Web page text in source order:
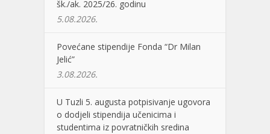
šk./ak. 2025/26. godinu
5.08.2026.
Povećane stipendije Fonda “Dr Milan
Jelić”
3.08.2026.
U Tuzli 5. augusta potpisivanje ugovora
o dodjeli stipendija učenicima i
studentima iz povratničkih sredina